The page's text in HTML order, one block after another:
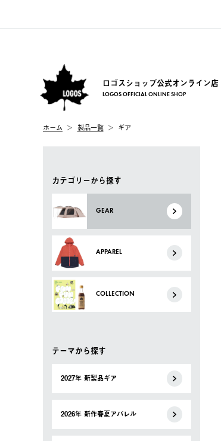
ロゴスショップ公式オンライン店
LOGOS OFFICIAL ONLINE SHOP
ホーム 製品一覧 ギア
カテゴリーから探す
GEAR
APPAREL
COLLECTION
テーマから探す
2027年 新製品ギア
2026年 新作春夏アパレル